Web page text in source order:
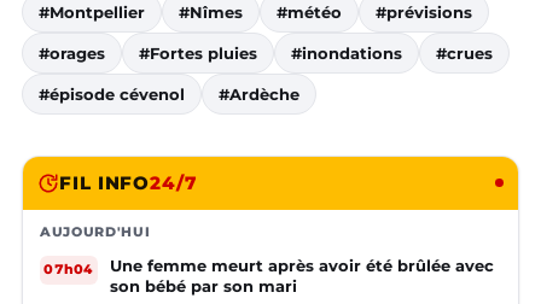
#Montpellier #Nîmes #météo #prévisions
#orages #Fortes pluies #inondations #crues
#épisode cévenol #Ardèche
FIL INFO24/7
AUJOURD'HUI
07h04
Une femme meurt après avoir été brûlée avec
son bébé par son mari